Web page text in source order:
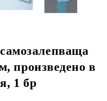
произведено в
1 бр